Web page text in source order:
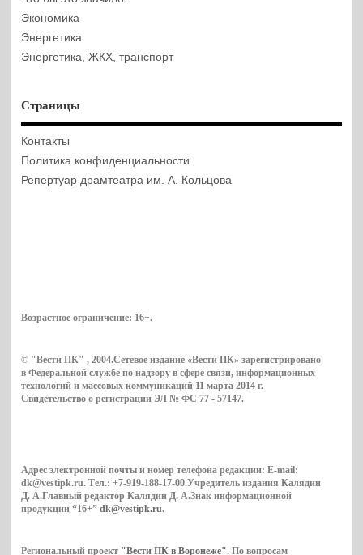
Экономика
Энергетика
Энергетика, ЖКХ, транспорт
Страницы
Контакты
Политика конфиденциальности
Репертуар драмтеатра им. А. Кольцова
Возрастное ограничение: 16+.
© "Вести ПК" , 2004.Сетевое издание «Вести ПК» зарегистрировано
в Федеральной службе по надзору в сфере связи, информационных
технологий и массовых коммуникаций 11 марта 2014 г.
Свидетельство о регистрации ЭЛ № ФС 77 - 57147.
Адрес электронной почты и номер телефона редакции: E-mail:
dk@vestipk.ru. Тел.: +7-919-188-17-00.Учредитель издания Калядин
Д. А.Главный редактор Калядин Д. А.Знак информационной
продукции “16+”dk@vestipk.ru.
Региональный проект "Вести ПК в Воронеже". По вопросам